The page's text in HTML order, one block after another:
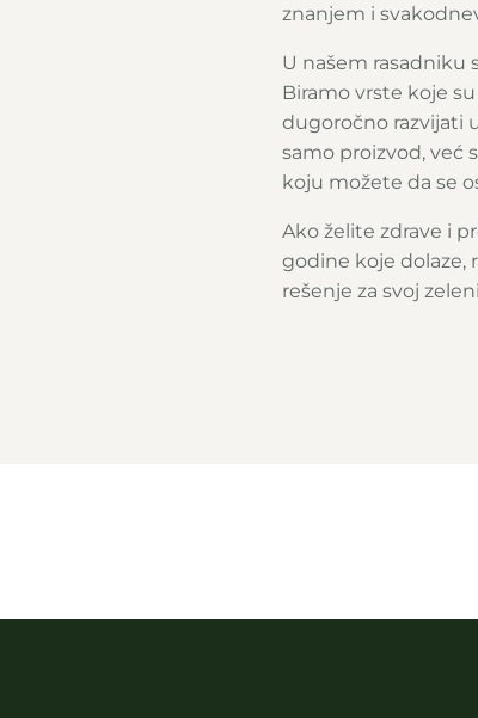
znanjem i
U našem rasadniku
Biramo vrste koje
dugoročno razvijati
samo proizvod, već
koju možete da se
Ako želite zdrave i
godine koje dolaze,
rešenje za svoj